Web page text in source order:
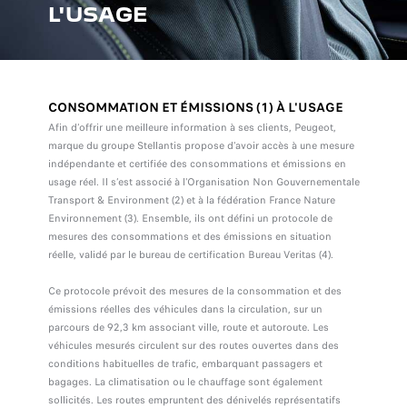
L'USAGE
CONSOMMATION ET ÉMISSIONS (1) À L'USAGE
Afin d’offrir une meilleure information à ses clients, Peugeot,
marque du groupe Stellantis propose d’avoir accès à une mesure
indépendante et certifiée des consommations et émissions en
usage réel. Il s’est associé à l’Organisation Non Gouvernementale
Transport & Environment (2) et à la fédération France Nature
Environnement (3). Ensemble, ils ont défini un protocole de
mesures des consommations et des émissions en situation
réelle, validé par le bureau de certification Bureau Veritas (4).
Ce protocole prévoit des mesures de la consommation et des
émissions réelles des véhicules dans la circulation, sur un
parcours de 92,3 km associant ville, route et autoroute. Les
véhicules mesurés circulent sur des routes ouvertes dans des
conditions habituelles de trafic, embarquant passagers et
bagages. La climatisation ou le chauffage sont également
sollicités. Les routes empruntent des dénivelés représentatifs